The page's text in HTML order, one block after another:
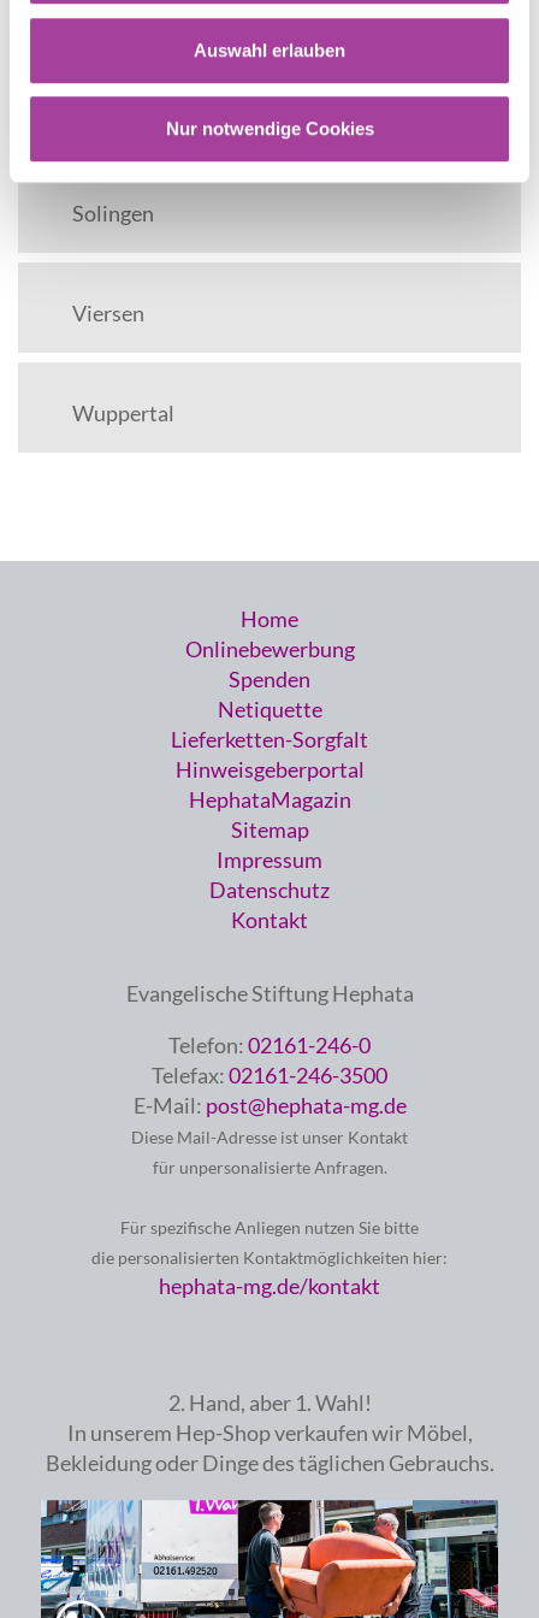
Auswahl erlauben
Nur notwendige Cookies
Rhein-Kreis-Neuss
Solingen
Viersen
Wuppertal
Home
Onlinebewerbung
Spenden
Netiquette
Lieferketten-Sorgfalt
Hinweisgeberportal
HephataMagazin
Sitemap
Impressum
Datenschutz
Kontakt
Evangelische Stiftung Hephata
Telefon:02161-246-0
Telefax:02161-246-3500
E-Mail: post@hephata-mg.de
Diese Mail-Adresse ist unser Kontakt
für unpersonalisierte Anfragen.
Für spezifische Anliegen nutzen Sie bitte
die personalisierten Kontaktmöglichkeiten hier:
hephata-mg.de/kontakt
2. Hand, aber 1. Wahl!
In unserem Hep-Shop verkaufen wir Möbel,
Bekleidung oder Dinge des täglichen Gebrauchs.